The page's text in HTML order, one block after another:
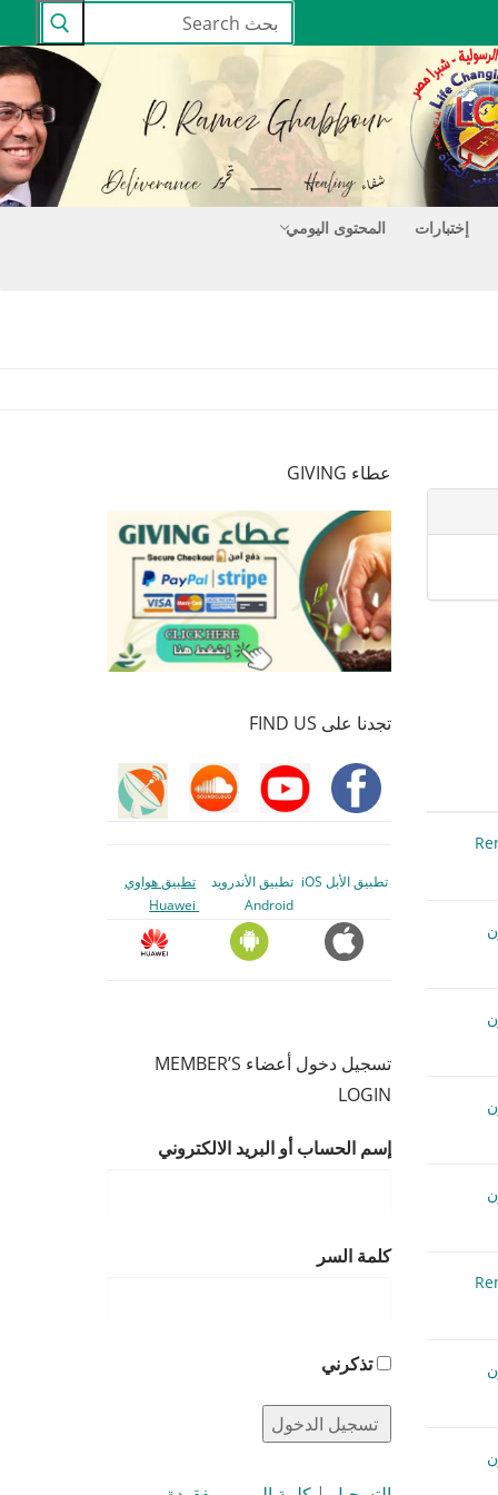
البحث
عن:
إختبارات المحتوى اليومي
عطاء GIVING
تجدنا على FIND US
تطبيق الأبل iOS
تطبيق الأندرويد
Android
تطبيق هواوي
تسجيل دخول أعضاء MEMBER’S
LOGIN
إسم الحساب أو البريد الالكتروني
كلمة السر
تذكرني